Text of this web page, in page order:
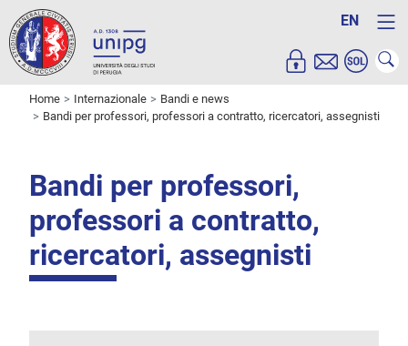
EN
Home Internazionale
Bandi e news
Bandi per professori, professori a contratto, ricercatori, assegnisti
Bandi per professori,
professori a contratto,
ricercatori, assegnisti